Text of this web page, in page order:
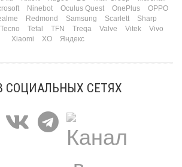
Ninebot Oculus Quest OnePlus
OPPO
Redmond Samsung Scarlett
Sharp
Tecno Tefal TFN Treqa Valve Vitek
Vivo
Xiaomi
XO Яндекс
СОЦИАЛЬНЫХ СЕТЯХ